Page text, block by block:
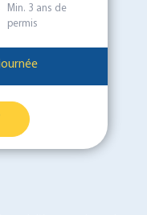
Min. 3 ans de
permis